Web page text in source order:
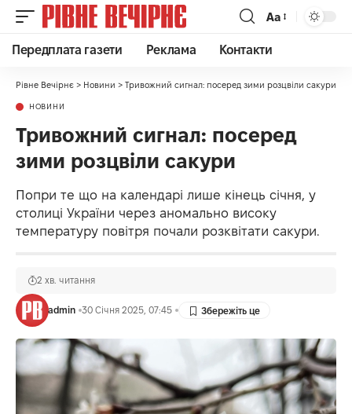
Аа
Передплата газети Реклама Контакти
Рівне Вечірнє > Новини > Тривожний сигнал: посеред зими розцвіли сакури
НОВИНИ
Тривожний сигнал: посеред
зими розцвіли сакури
Попри те що на календарі лише кінець січня, у
столиці України через аномально високу
температуру повітря почали розквітати сакури.
admin 30 Січня 2025, 07:45
2 хв. читання